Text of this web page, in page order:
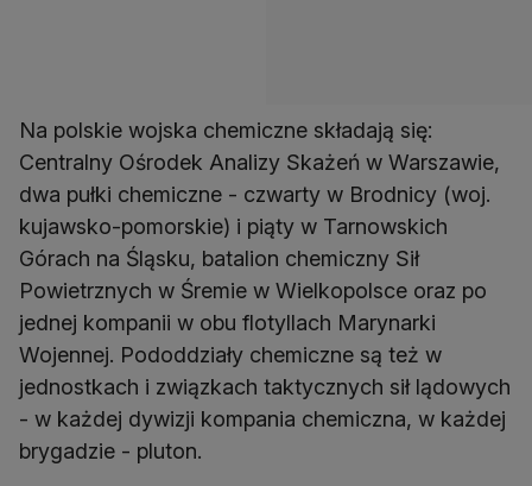
Na polskie wojska chemiczne składają się:
Centralny Ośrodek Analizy Skażeń w Warszawie,
dwa pułki chemiczne - czwarty w Brodnicy (woj.
kujawsko-pomorskie) i piąty w Tarnowskich
Górach na Śląsku, batalion chemiczny Sił
Powietrznych w Śremie w Wielkopolsce oraz po
jednej kompanii w obu flotyllach Marynarki
Wojennej. Pododdziały chemiczne są też w
jednostkach i związkach taktycznych sił lądowych
- w każdej dywizji kompania chemiczna, w każdej
brygadzie - pluton.